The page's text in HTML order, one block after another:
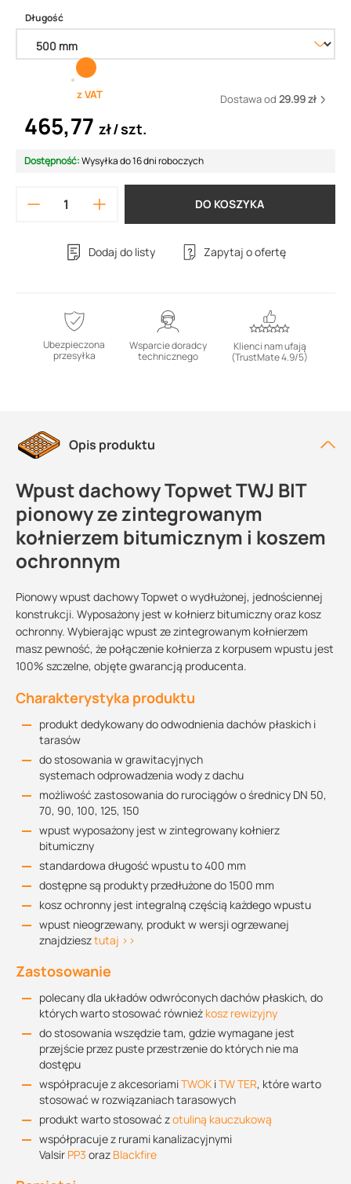
Długość
z VAT Dostawa od 29.99 zł
465,77 zł szt.
Dostępność:Wysyłka do 16 dni roboczych
DO KOSZYKA
Dodaj do listy Zapytaj o ofertę
Ubezpieczona
przesyłka
Wsparcie doradcy
technicznego
Klienci nam ufają
(TrustMate 4.9/5)
Opis produktu
Wpust dachowy Topwet TWJ BIT
pionowy ze zintegrowanym
kołnierzem bitumicznym i koszem
ochronnym
Pionowy wpust dachowy Topwet o wydłużonej, jednościennej
konstrukcji. Wyposażony jest w kołnierz bitumiczny oraz kosz
ochronny. Wybierając wpust ze zintegrowanym kołnierzem
masz pewność, że połączenie kołnierza z korpusem wpustu jest
100% szczelne, objęte gwarancją producenta.
Charakterystyka produktu
produkt dedykowany do odwodnienia dachów płaskich i
tarasów
do stosowania w grawitacyjnych
systemach odprowadzenia wody z dachu
możliwość zastosowania do rurociągów o średnicy DN 50,
70, 90, 100, 125, 150
wpust wyposażony jest w zintegrowany kołnierz
bitumiczny
standardowa długość wpustu to 400 mm
dostępne są produkty przedłużone do 1500 mm
kosz ochronny jest integralną częścią każdego wpustu
wpust nieogrzewany, produkt w wersji ogrzewanej
znajdziesztutaj >>
Zastosowanie
polecany dla układów odwróconych dachów płaskich, do
których warto stosować również kosz rewizyjny
do stosowania wszędzie tam, gdzie wymagane jest
przejście przez puste przestrzenie do których nie ma
dostępu
współpracuje z akcesoriamiTWOK iTW TER, które warto
stosować w rozwiązaniach tarasowych
produkt warto stosować zotuliną kauczukową
współpracuje z rurami kanalizacyjnymi
Valsir PP3 oraz Blackfire